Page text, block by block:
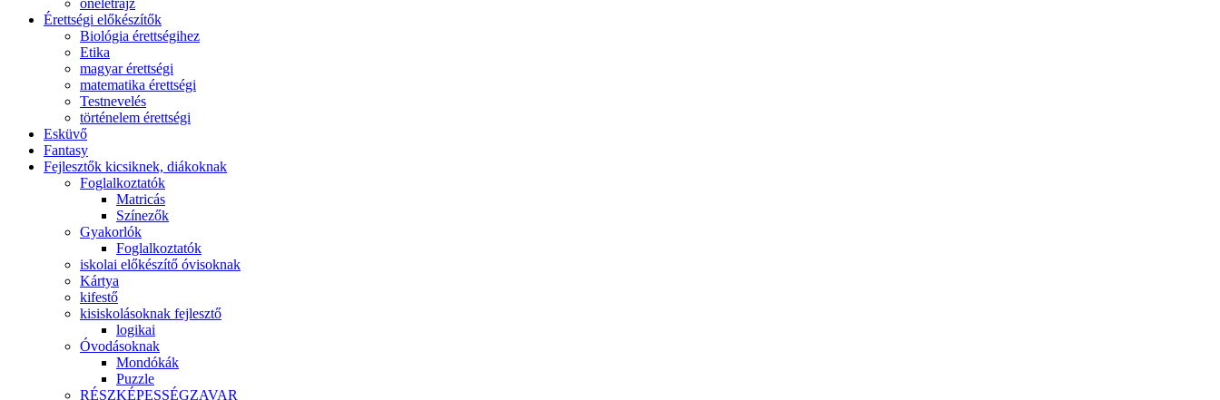
önéletrajz
Érettségi előkészítők
Biológia érettségihez
Etika
magyar érettségi
matematika érettségi
Testnevelés
történelem érettségi
Esküvő
Fantasy
Fejlesztők kicsiknek, diákoknak
Foglalkoztatók
Matricás
Színezők
Gyakorlók
Foglalkoztatók
iskolai előkészítő óvisoknak
Kártya
kifestő
kisiskolásoknak fejlesztő
logikai
Óvodásoknak
Mondókák
Puzzle
RÉSZKÉPESSÉGZAVAR